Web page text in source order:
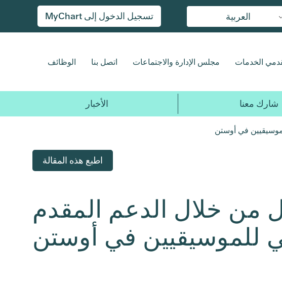
العربية تسجيل الدخول إلى MyChart
الخدمات مجلس الإدارة والاجتماعات اتصل بنا الوظائف
شارك معنا الأخبار
في أوستن
اطبع هذه المقالة
خلال الدعم المقدم
للموسيقيين في أوستن